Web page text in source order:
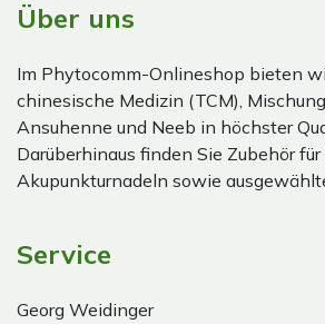
Über uns
Im Phytocomm-Onlineshop bieten
chinesische Medizin (TCM),
Ansuhenne und Neeb in höchster
Darüberhinaus finden Sie Zubehör
Akupunkturnadeln sowie
Service
Georg Weidinger